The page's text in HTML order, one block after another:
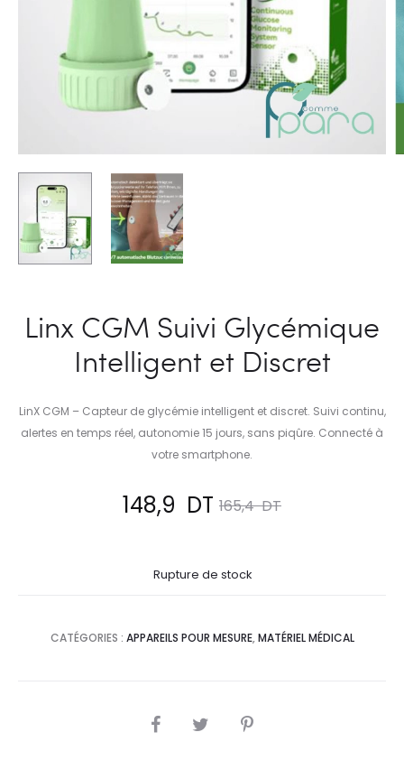
Linx CGM Suivi Glycémique
Intelligent et Discret
LinX CGM – Capteur de glycémie intelligent et discret. Suivi continu,
alertes en temps réel, autonomie 15 jours, sans piqûre. Connecté à
votre smartphone.
165,4DT
Le
initial
était :
DT.
148,9 DT
Le
est :
Rupture de stock
CATÉGORIES : APPAREILS POUR MESURE, MATÉRIEL MÉDICAL
SHARE